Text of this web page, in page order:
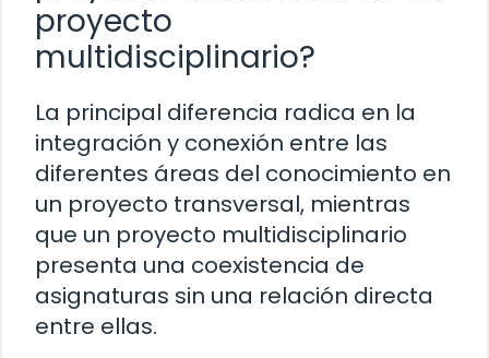
proyecto
multidisciplinario?
La principal diferencia radica en la
integración y conexión entre las
diferentes áreas del conocimiento en
un proyecto transversal, mientras
que un proyecto multidisciplinario
presenta una coexistencia de
asignaturas sin una relación directa
entre ellas.